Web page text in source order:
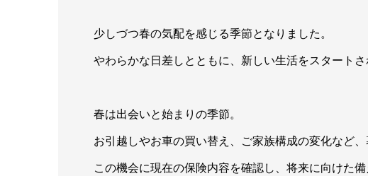
少しづつ春の気配を感じる季節となりました。
やわらかな日差しとともに、新しい生活をスタートさ
春は出会いと始まりの季節。
お引越しやお車の買い替え、ご家族構成の変化など
この機会に現在の保険内容を確認し、将来に向けた